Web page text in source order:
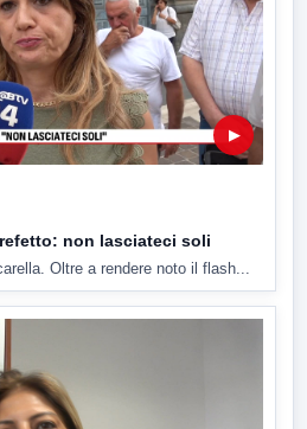
▶
non lasciateci soli
Oltre a rendere noto il flash...